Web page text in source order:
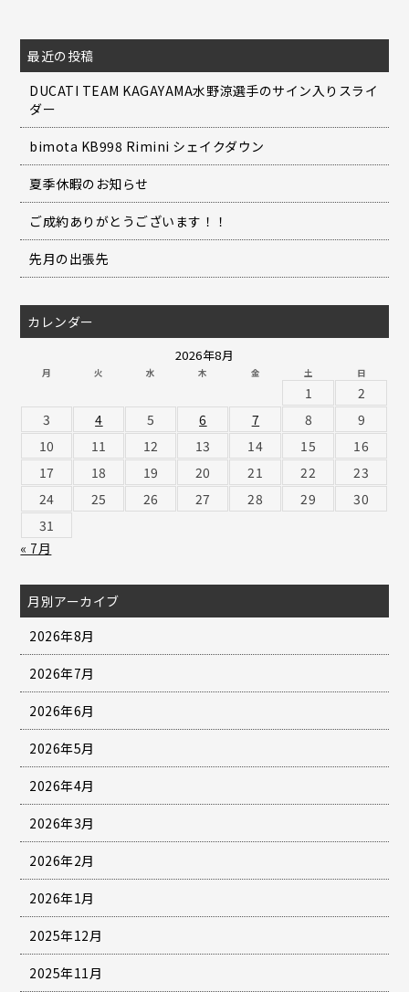
最近の投稿
DUCATI TEAM KAGAYAMA水野涼選手のサイン入りスライ
ダー
bimota KB998 Rimini シェイクダウン
夏季休暇のお知らせ
ご成約ありがとうございます！！
先月の出張先
カレンダー
2026年8月
月 火 水 木 金 土 日
1
2
3
4 5 6 7 8
9
10
11 12 13 14 15
16
17
18 19 20 21 22
23
24
25 26 27 28 29
30
31
« 7月
月別アーカイブ
2026年8月
2026年7月
2026年6月
2026年5月
2026年4月
2026年3月
2026年2月
2026年1月
2025年12月
2025年11月